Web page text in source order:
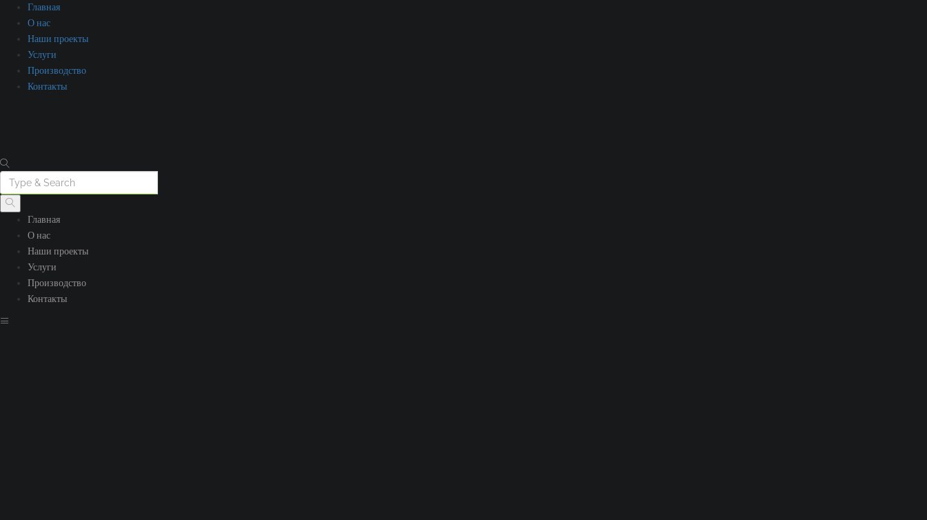
Главная
О нас
Наши проекты
Услуги
Производство
Контакты
Главная
О нас
Наши проекты
Услуги
Производство
Контакты